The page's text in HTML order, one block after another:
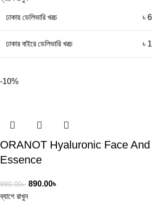
ঢাকায় ডেলিভারি খরচ ৳
ঢাকার বাইরে ডেলিভারি খরচ ৳
-10%
ORANOT Hyaluronic Face
Essence
990.00৳ 890.00৳
ব্যাগে রাখুন